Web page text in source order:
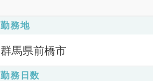
勤務地
群馬県前橋市
勤務日数